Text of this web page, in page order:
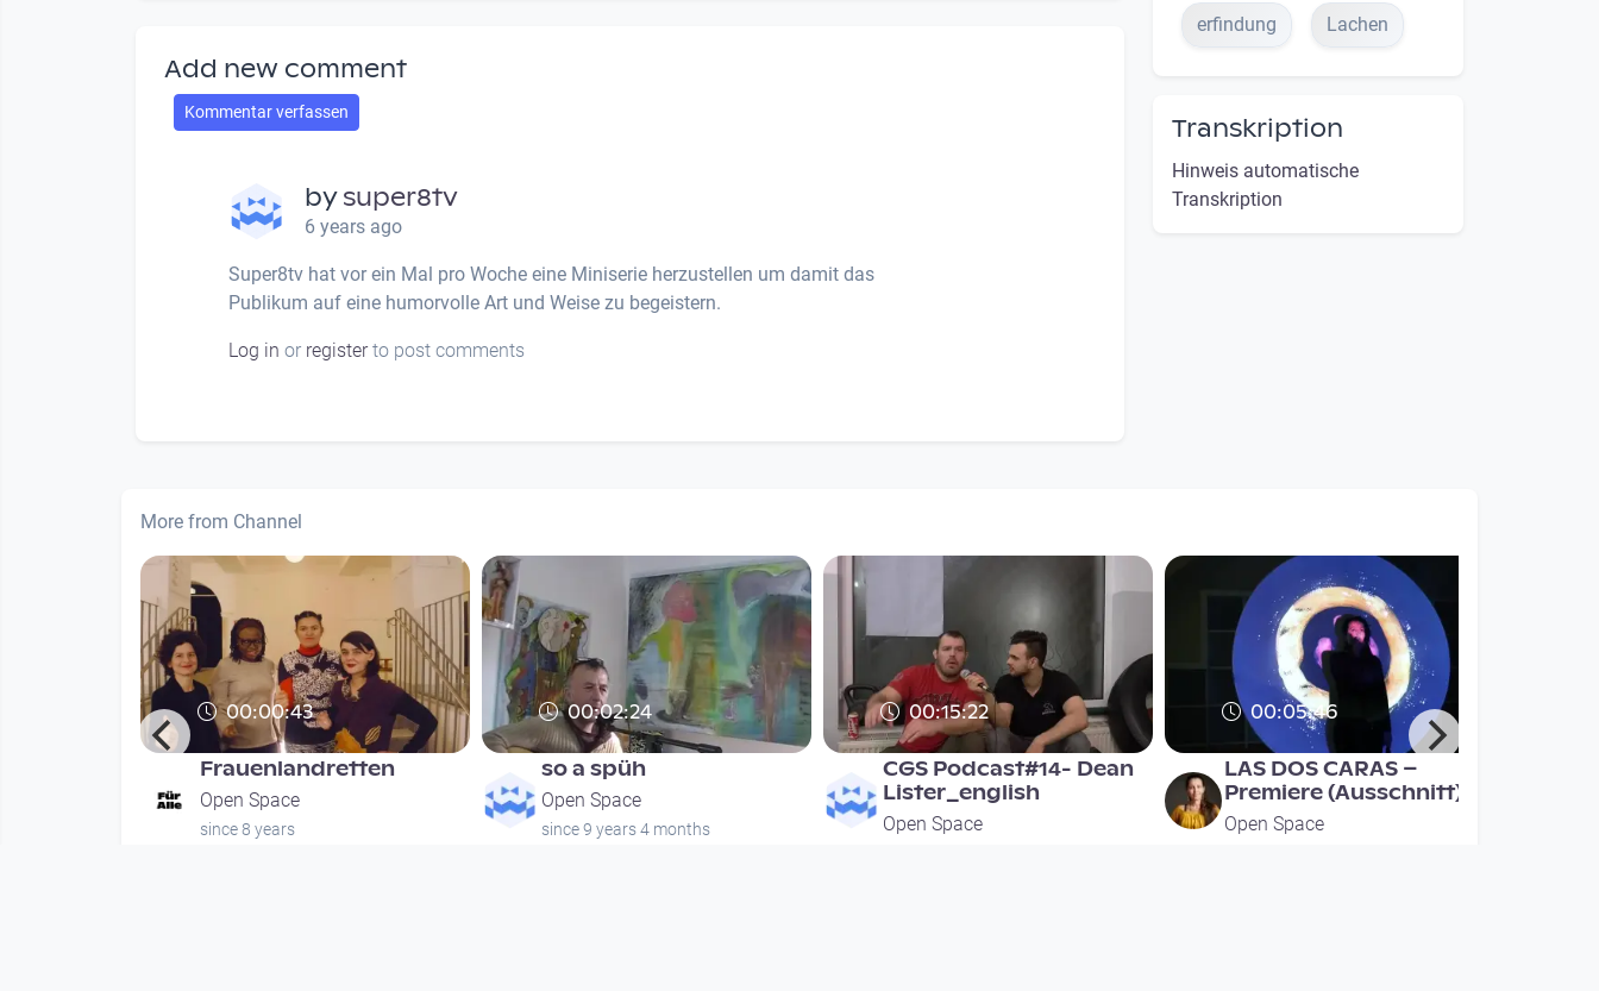
Add new comment
Kommentar verfassen
bysuper8tv
6 years ago
Super8tv hat vor ein Mal pro Woche eine Miniserie herzustellen um damit das
Publikum auf eine humorvolle Art und Weise zu begeistern.
Log in or registerto post comments
erfindung Lachen
Transkription
Hinweis automatische
Transkription
More from Channel
00:00:43
Frauenlandretten
Open Space
since 8 years
00:02:24
so a spüh
Open Space
since 9 years 4 months
00:15:22
CGS Podcast#14- Dean
Lister_english
Open Space
00:05:46
LAS DOS CARAS –
Premiere (Ausschnitt)
Open Space